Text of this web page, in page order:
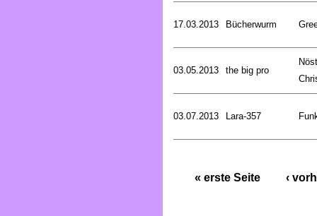
17.03.2013 Bücherwurm
03.05.2013 the big pro
03.07.2013 Lara-357
« erste Seite ‹